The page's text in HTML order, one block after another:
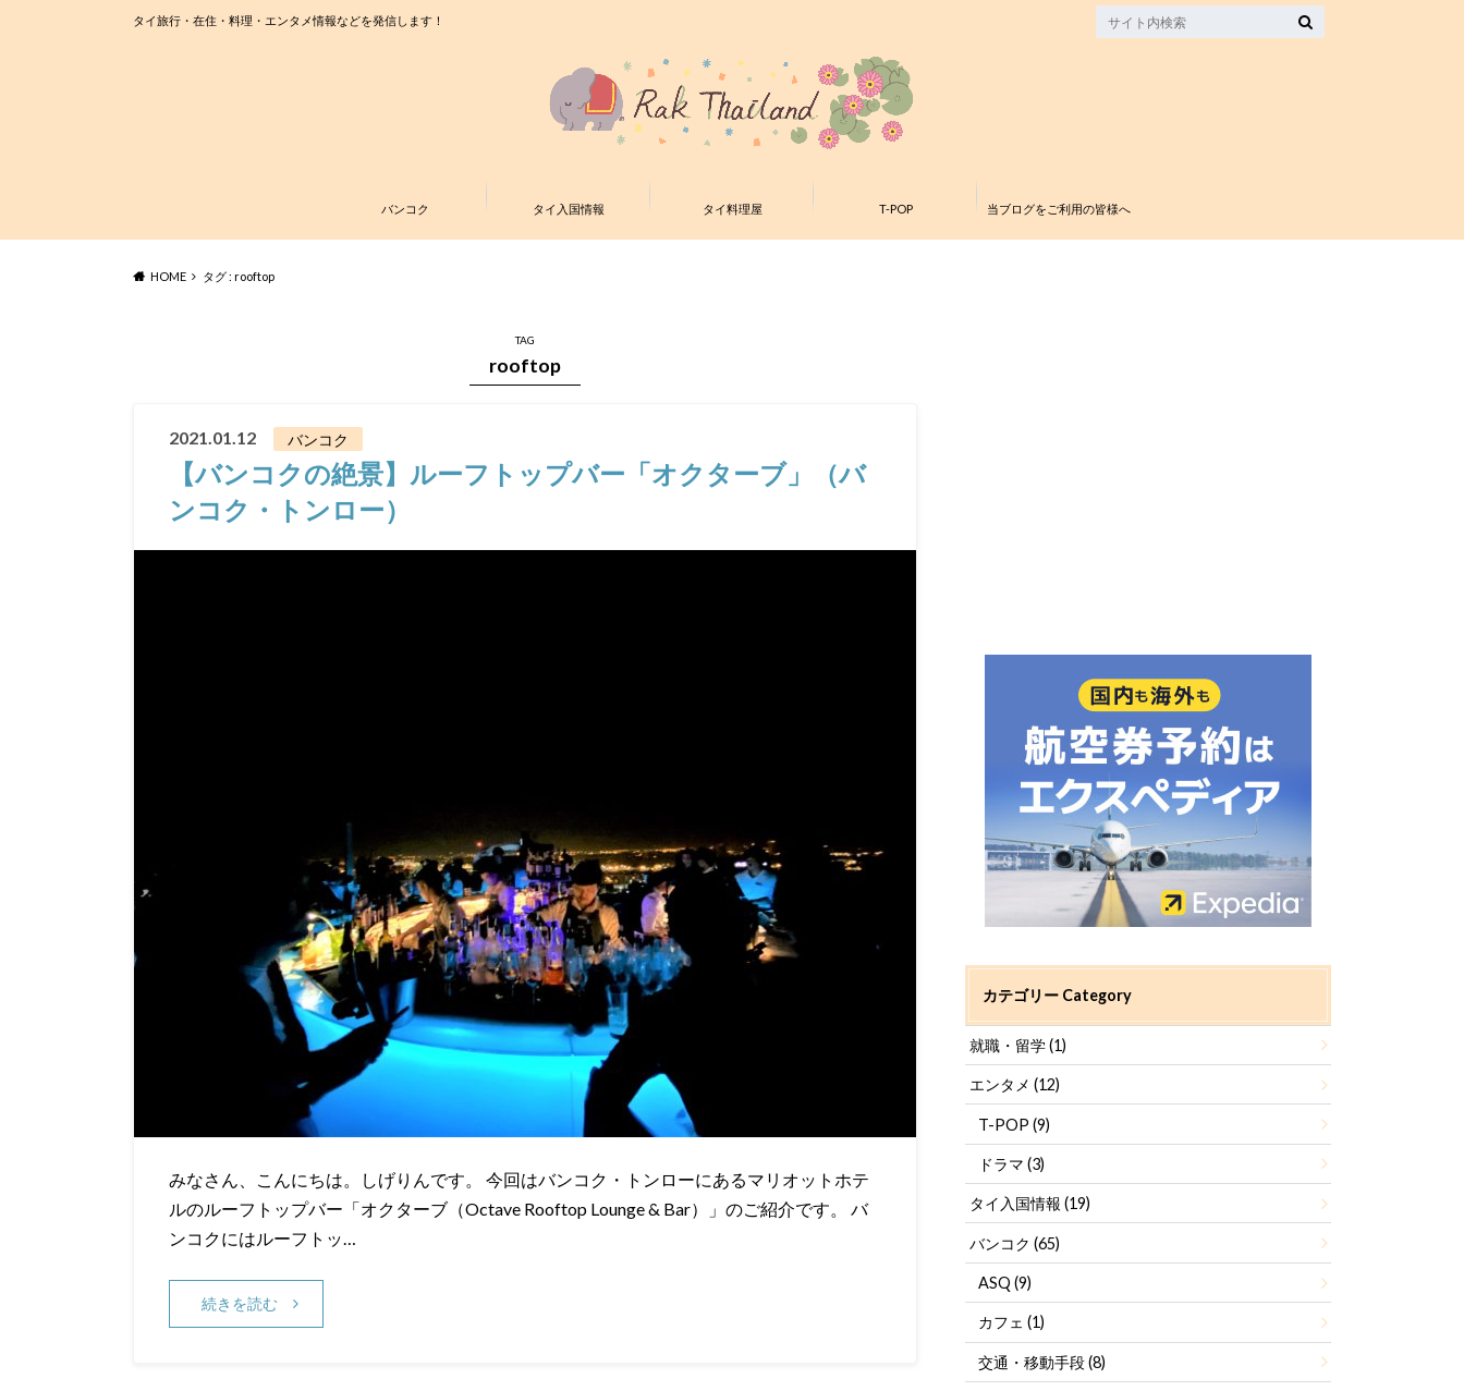
タイ旅行・在住・料理・エンタメ情報などを発信します！
バンコク タイ入国情報 タイ料理屋 T-POP 当ブログをご利用の皆様へ
HOME タグ : rooftop
TAG
rooftop
2021.01.12 バンコク
【バンコクの絶景】ルーフトップバー「オクターブ」（バ
ンコク・トンロー）
みなさん、こんにちは。しげりんです。 今回はバンコク・トンローにあるマリオットホテ
ルのルーフトップバー「オクターブ（Octave Rooftop Lounge & Bar）」のご紹介です。 バ
ンコクにはルーフトッ…
続きを読む
カテゴリー Category
就職・留学(1)
エンタメ(12)
T-POP (9)
ドラマ (3)
タイ入国情報(19)
バンコク(65)
ASQ (9)
カフェ (1)
交通・移動手段(8)